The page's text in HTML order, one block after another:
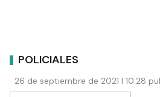
POLICIALES
26 de septiembre de 2021 | 10:28